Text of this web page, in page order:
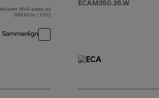
opprinnelig pris 6 499,00 kr
Inkludert MVA-beløp på
999,80 kr ( 25%)
Sammenlign
ECAM350.35.W